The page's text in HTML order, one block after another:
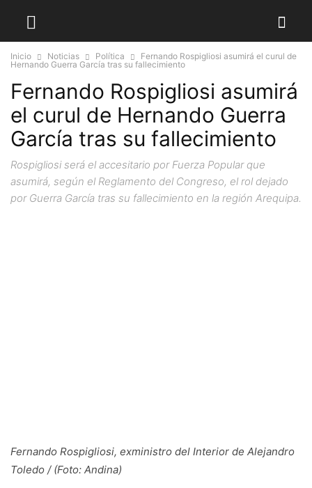
Inicio Noticias Política
Fernando Rospigliosi asumirá el curul de
Hernando Guerra García tras su fallecimiento
Fernando Rospigliosi asumirá
el curul de Hernando Guerra
García tras su fallecimiento
Rospigliosi será el accesitario por Fuerza Popular que
asumirá, según el Reglamento del Congreso, el rol dejado
por Guerra García tras su fallecimiento en la región Arequipa.
Fernando Rospigliosi, exministro del Interior de Alejandro
Toledo / (Foto: Andina)